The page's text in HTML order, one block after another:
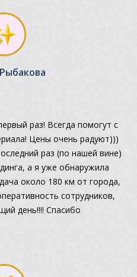
раз! Всегда помогут с
Цены очень радуют)))
раз (по нашей вине)
а я уже обнаружила
около 180 км от города,
сотрудников,
день!!!! Спасибо